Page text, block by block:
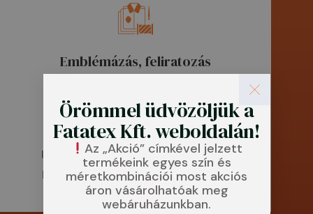
Emblémázás, feliratozás
Önt döntéshozatalában, a
megrendelt ruhákra, termékekre
kerülő céglogó, felirat tekintetében.
Kívánságait, kéréseit megvalósítjuk.
Örömmel üdvözöljük a
Fatatex Kft. weboldalán!
Az „Akció” címkével jelzett
termékeink egyes szín és
méretkombinációi most akciós
áron vásárolhatóak meg
webáruházunkban.